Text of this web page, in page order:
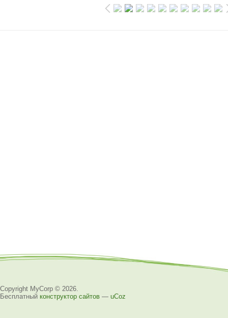
Copyright MyCorp © 2026
Бесплатный конструктор сайтов — uCoz